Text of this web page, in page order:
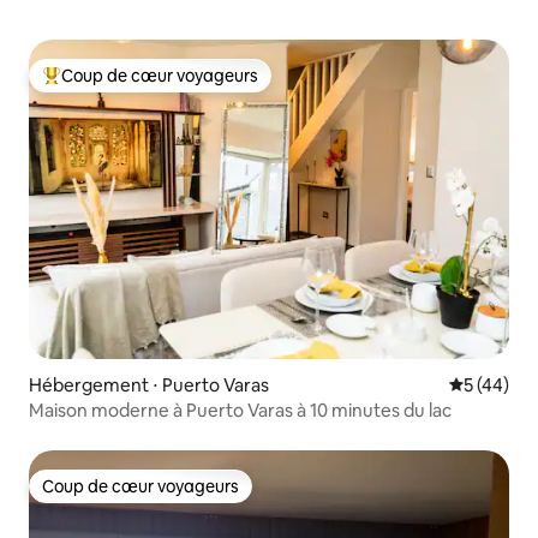
Coups de cœur voyageurs les plus appréciés
Coup de cœur voyageurs
Hébergement ⋅ Puerto Varas
5 (44)
Maison moderne à Puerto Varas à 10 minutes du lac
Coup de cœur voyageurs
Coup de cœur voyageurs